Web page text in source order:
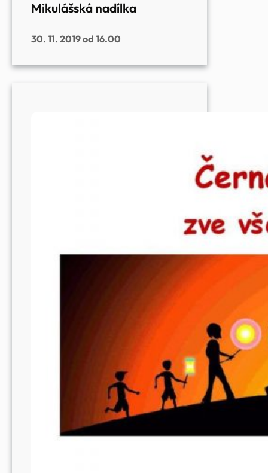
Mikulášská nadílka
30. 11. 2019 od 16.00